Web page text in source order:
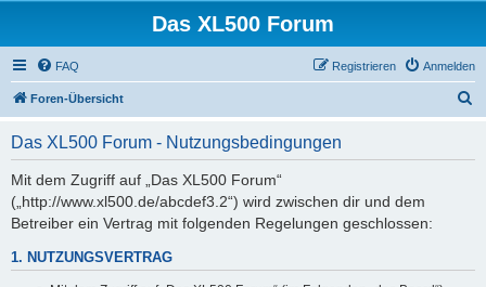
Das XL500 Forum
FAQ Anmelden
Registrieren
Foren-Übersicht
Das XL500 Forum - Nutzungsbedingungen
Mit dem Zugriff auf „Das XL500 Forum“
(„http://www.xl500.de/abcdef3.2“) wird zwischen dir und dem
Betreiber ein Vertrag mit folgenden Regelungen geschlossen:
1. NUTZUNGSVERTRAG